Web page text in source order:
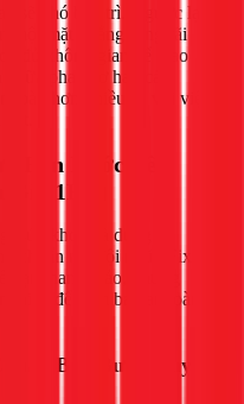
sẽ khó bảo trì. Ngược lại,
một mặt phẳng rộng rãi
đủ không gian để thao
phao cơ hay các
toàn hơn nhiều so với việc
Bồn Nước Lên
Gia 1Fix)
sức khỏe và dụng cụ
chuẩn mà đội ngũ 1Fix
bạn tham khảo, nhưng
để đảm bảo an toàn
Bị – Bước Quyết